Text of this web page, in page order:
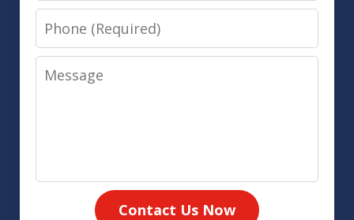
Phone
Message
Contact Us Now